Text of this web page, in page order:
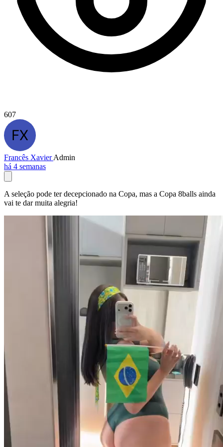
607
Francês XavierAdmin
há 4 semanas
A seleção pode ter decepcionado na Copa, mas a Copa 8balls ainda
vai te dar muita alegria!